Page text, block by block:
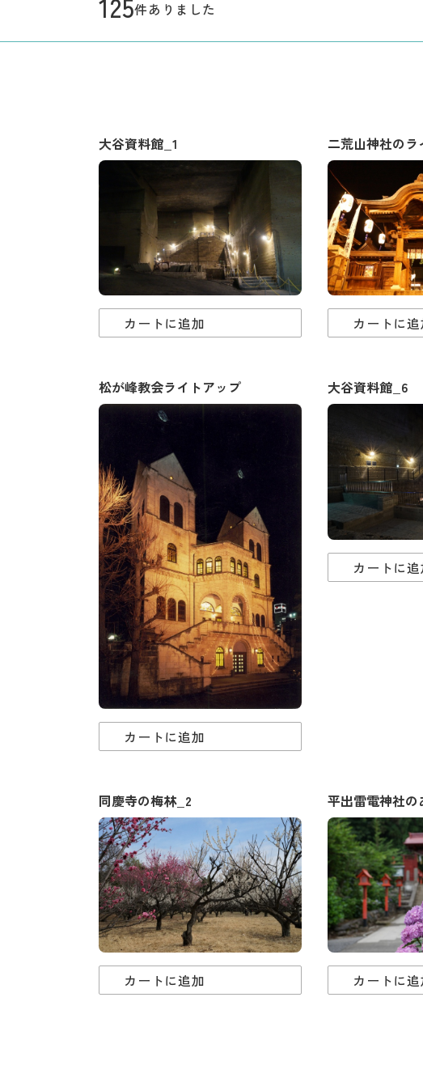
件ありました
大谷資料館_1
カートに追加
二荒山神社のラ
カートに
松が峰教会ライトアップ
カートに追加
大谷資料館_6
カートに
同慶寺の梅林_2
カートに追加
平出雷電神社の
カートに